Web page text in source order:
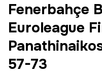
Fenerbahçe
Euroleague
57-73